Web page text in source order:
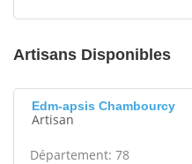
Artisans Disponibles
Edm-apsis Chambourcy
Artisan
Département: 78